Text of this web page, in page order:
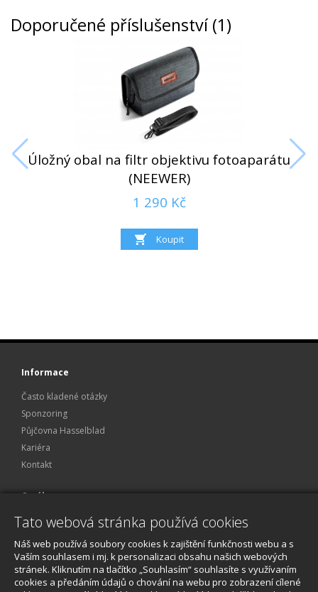
Doporučené příslušenství (1)
Úložný obal na filtr objektivu fotoaparátu
(NEEWER)
1 290 Kč
Informace
Často kladené otázky
Sponzoring
Půjčovna Hasselblad
Kariéra
Kontakt
O nákupu
Obchodní podmínky
Reklamace a servis
O nákupu
Tato webová stránka používá cookies
Náš web používá soubory cookies k zajištění funkčnosti webu a s
Vaším souhlasem i mj. k personalizaci obsahu našich webových
stránek. Kliknutím na tlačítko „Souhlasím“ souhlasíte s využívaním
cookies a předáním údajů o chování na webu pro zobrazení cílené